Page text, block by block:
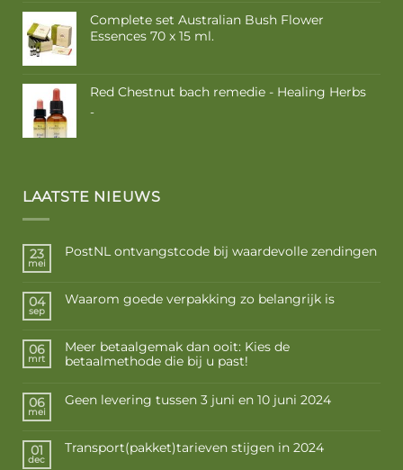
Complete set Australian Bush Flower
Essences 70 x 15 ml.
was:
€ 849,99.
is:
€ 749,99.
Red Chestnut bach remedie - Healing Herbs
-Prijsklasse:
LAATSTE NIEUWS
23
mei
PostNL ontvangstcode bij waardevolle zendingen
04
sep
Waarom goede verpakking zo belangrijk is
06
mrt
Meer betaalgemak dan ooit: Kies de
betaalmethode die bij u past!
06
mei
Geen levering tussen 3 juni en 10 juni 2024
01
dec
Transport(pakket)tarieven stijgen in 2024